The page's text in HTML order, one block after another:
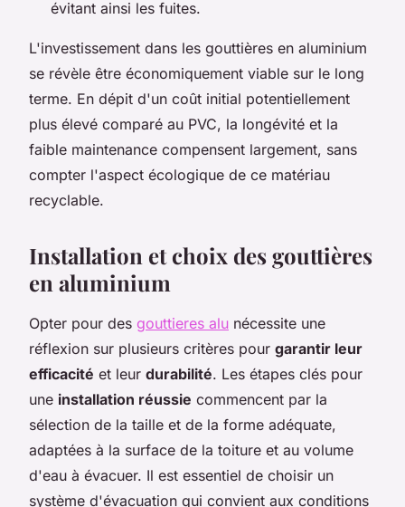
évitant ainsi les fuites.
L'investissement dans les gouttières en aluminium
se révèle être économiquement viable sur le long
terme. En dépit d'un coût initial potentiellement
plus élevé comparé au PVC, la longévité et la
faible maintenance compensent largement, sans
compter l'aspect écologique de ce matériau
recyclable.
Installation et choix des gouttières
en aluminium
Opter pour des gouttieres alu nécessite une
réflexion sur plusieurs critères pour garantir leur
efficacité et leur durabilité. Les étapes clés pour
une installation réussie commencent par la
sélection de la taille et de la forme adéquate,
adaptées à la surface de la toiture et au volume
d'eau à évacuer. Il est essentiel de choisir un
système d'évacuation qui convient aux conditions